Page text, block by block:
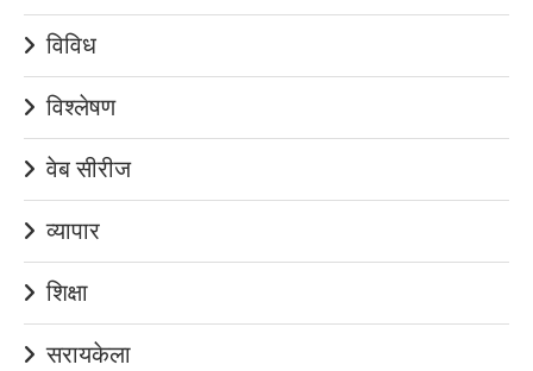
विविध
विश्लेषण
वेब सीरीज
व्यापार
शिक्षा
सरायकेला